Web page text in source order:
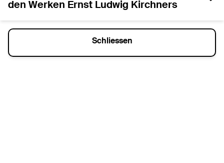
den Werken Ernst Ludwig Kirchners
Schliessen